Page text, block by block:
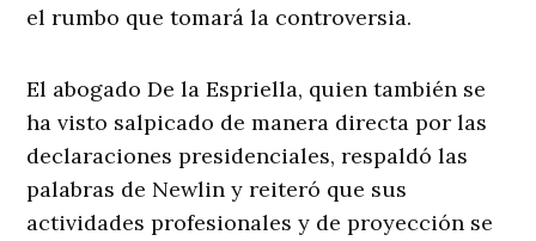
el rumbo que tomará la controversia.
El abogado De la Espriella, quien también se
ha visto salpicado de manera directa por las
declaraciones presidenciales, respaldó las
palabras de Newlin y reiteró que sus
actividades profesionales y de proyección se